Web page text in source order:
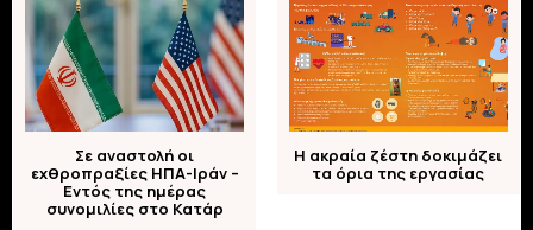
Σε αναστολή οι
εχθροπραξίες ΗΠΑ-Ιράν –
Εντός της ημέρας
συνομιλίες στο Κατάρ
Η ακραία ζέστη δοκιμάζει
τα όρια της εργασίας